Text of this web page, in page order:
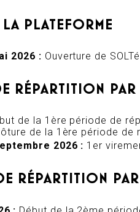
PLATEFORME
2026 : Ouverture de
RÉPARTITION PAR
de la 1ère période de
de la 1ère période de
2026 : 1er
RÉPARTITION